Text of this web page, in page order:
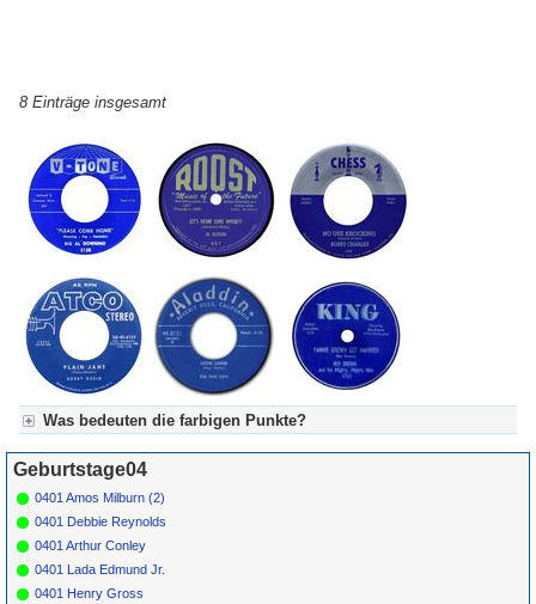
8 Einträge insgesamt
Was bedeuten die farbigen Punkte?
Für Axel's Tageskalender:
Grün = Kurzgeschichte
Grün! = fachlich bestimmt spannend, nicht verpassen!
Grün+ = Stundenbeitrag
Gelb = Kurzgeschichten oder Stundensendungen in Arbeit
Blau = Beschreibungstext (beschreibender Text)
Geburtstage04
0401 Amos Milburn (2)
0401 Debbie Reynolds
0401 Arthur Conley
0401 Lada Edmund Jr.
0401 Henry Gross